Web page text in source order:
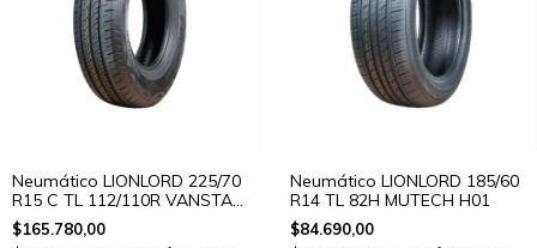
Neumático LIONLORD 225/70
R15 C TL 112/110R VANSTAR
C01
$165.780,00
Neumático LIONLORD 185/60
R14 TL 82H MUTECH H01
$84.690,00